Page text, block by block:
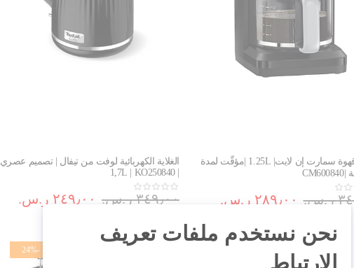
ماكينة قهوة سمارت إن لايت| 1.25L |مؤقّت لمدة
٢٨٩٫٠٠ ر.س.‏ ر.س.‏
الغلاية الكهربائية لوفت من تيفال | تصميم عصري
| 1,7L | KO250840
٢٤٩٫٠٠ ر.س.‏ ٣٤٩٫٠٠ ر.س.‏
-24%
نحن نستخدم ملفات تعريف
الارتباط